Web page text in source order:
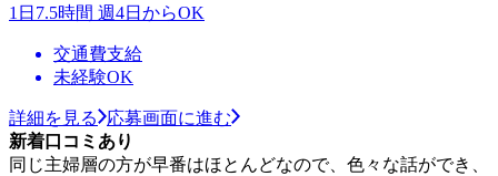
1日7.5時間 週4日からOK
交通費支給
未経験OK
詳細を見る
応募画面に進む
新着口コミあり
同じ主婦層の方が早番はほとんどなので、色々な話ができ、